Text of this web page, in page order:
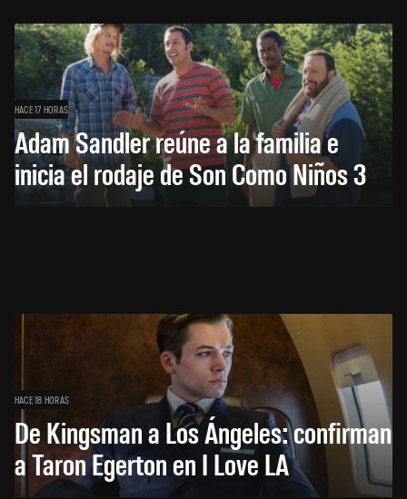
HACE 17 HORAS
Adam Sandler reúne a la familia e
inicia el rodaje de Son Como Niños 3
HACE 18 HORAS
De Kingsman a Los Ángeles: confirman
a Taron Egerton en I Love LA